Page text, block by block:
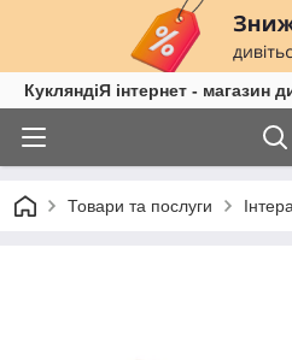
КукляндіЯ інтернет - магазин
Товари та послуги